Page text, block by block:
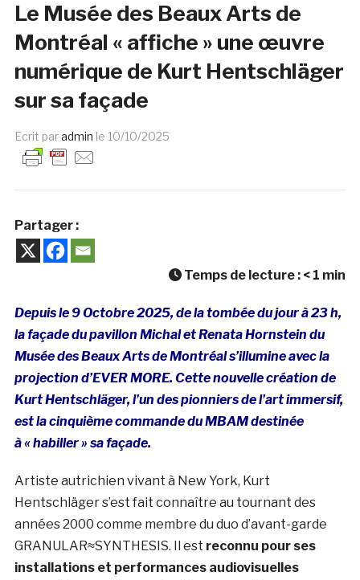
Le Musée des Beaux Arts de
Montréal « affiche » une œuvre
numérique de Kurt Hentschläger
sur sa façade
Ecrit paradmin le 10/10/2025
Partager :
Temps de lecture : < 1 min
Depuis le 9 Octobre 2025, de la tombée du jour à 23 h,
la façade du pavillon Michal et Renata Hornstein du
Musée des Beaux Arts de Montréal s’illumine avec la
projection d’EVER MORE. Cette nouvelle création de
Kurt Hentschläger, l’un des pionniers de l’art immersif,
est la cinquième commande du MBAM destinée
à « habiller » sa façade.
Artiste autrichien vivant à New York, Kurt
Hentschläger s’est fait connaître au tournant des
années 2000 comme membre du duo d’avant-garde
GRANULAR≈SYNTHESIS. Il est reconnu pour ses
installations et performances audiovisuelles